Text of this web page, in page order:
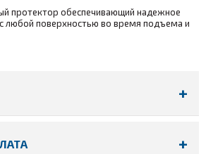
протектор обеспечивающий надежное
любой поверхностью во время подъема и